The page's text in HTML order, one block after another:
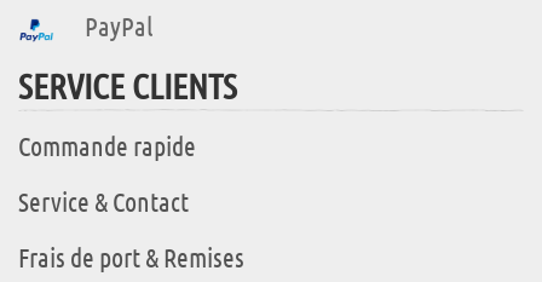
PayPal
SERVICE CLIENTS
Commande rapide
Service & Contact
Frais de port & Remises